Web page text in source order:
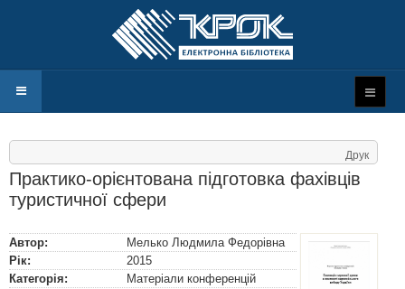
Друк
Практико-орієнтована підготовка фахівців
туристичної сфери
Автор:
Мелько Людмила Федорівна
Рік:
2015
Категорія:
Матеріали конференцій